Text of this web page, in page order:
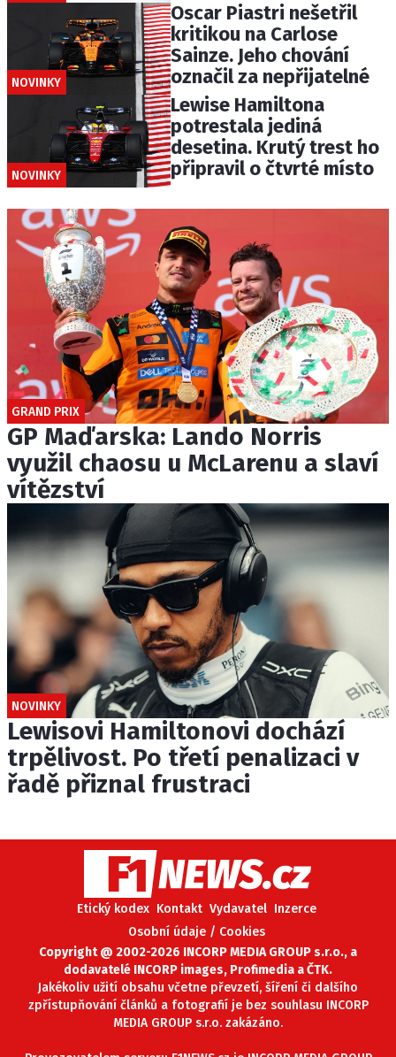
NOVINKY
Oscar Piastri nešetřil
kritikou na Carlose
Sainze. Jeho chování
označil za nepřijatelné
NOVINKY
Lewise Hamiltona
potrestala jediná
desetina. Krutý trest ho
připravil o čtvrté místo
GRAND PRIX
GP Maďarska: Lando Norris
využil chaosu u McLarenu a slaví
vítězství
NOVINKY
Lewisovi Hamiltonovi dochází
trpělivost. Po třetí penalizaci v
řadě přiznal frustraci
Etický kodex Kontakt Vydavatel Inzerce
Osobní údaje / Cookies
Copyright @ 2002-2026 INCORP MEDIA GROUP s.r.o., a
dodavatelé INCORP images, Profimedia a ČTK.
Jakékoliv užití obsahu včetne převzetí, šíření či dalšího
zpřístupňování článků a fotografií je bez souhlasu INCORP
MEDIA GROUP s.r.o. zakázáno.